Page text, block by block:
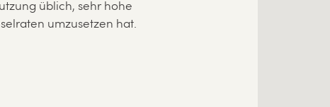
üblich, sehr hohe
umzusetzen hat.